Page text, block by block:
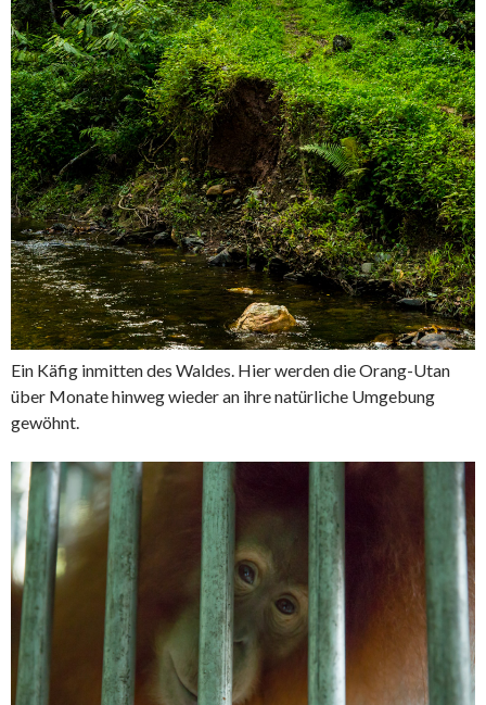
Ein Käfig inmitten des Waldes. Hier werden dieOrang-Utan
über Monate hinweg wieder an ihre natürliche Umgebung
gewöhnt.